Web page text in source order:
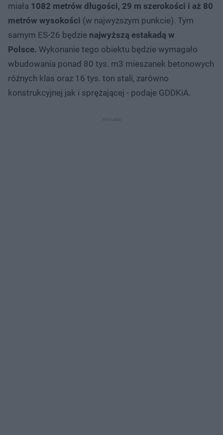
miała 1082 metrów długości, 29 m szerokości i aż 80
metrów wysokości (w najwyższym punkcie). Tym
samym ES-26 będzie najwyższą estakadą w
Polsce. Wykonanie tego obiektu będzie wymagało
wbudowania ponad 80 tys. m3 mieszanek betonowych
różnych klas oraz 16 tys. ton stali, zarówno
konstrukcyjnej jak i sprężającej - podaje GDDKiA.